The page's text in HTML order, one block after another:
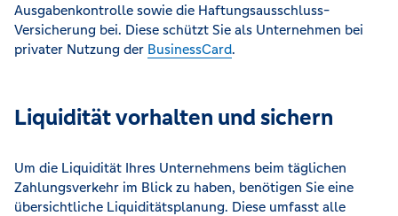
Ausgabenkontrolle sowie die Haftungsausschluss-
Versicherung bei. Diese schützt Sie als Unternehmen bei
privater Nutzung der BusinessCard.
Liquidität vorhalten und sichern
Um die Liquidität Ihres Unternehmens beim täglichen
Zahlungsverkehr im Blick zu haben, benötigen Sie eine
übersichtliche Liquiditätsplanung. Diese umfasst alle